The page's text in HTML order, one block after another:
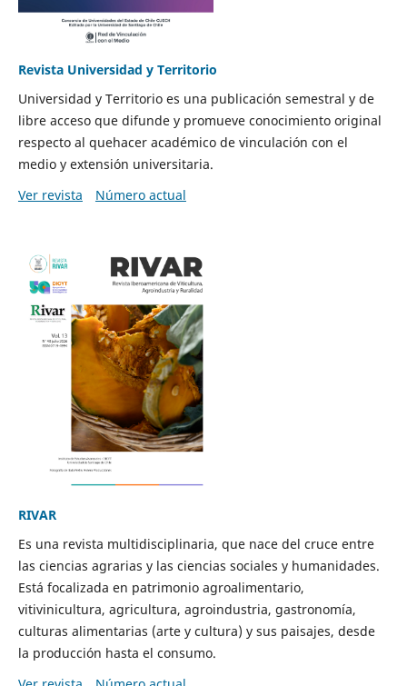
Revista Universidad y Territorio
Universidad y Territorio es una publicación semestral y de
libre acceso que difunde y promueve conocimiento original
respecto al quehacer académico de vinculación con el
medio y extensión universitaria.
Ver revista
Número actual
RIVAR
Es una revista multidisciplinaria, que nace del cruce entre
las ciencias agrarias y las ciencias sociales y humanidades.
Está focalizada en patrimonio agroalimentario,
vitivinicultura, agricultura, agroindustria, gastronomía,
culturas alimentarias (arte y cultura) y sus paisajes, desde
la producción hasta el consumo.